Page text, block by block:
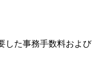
した事務手数料および